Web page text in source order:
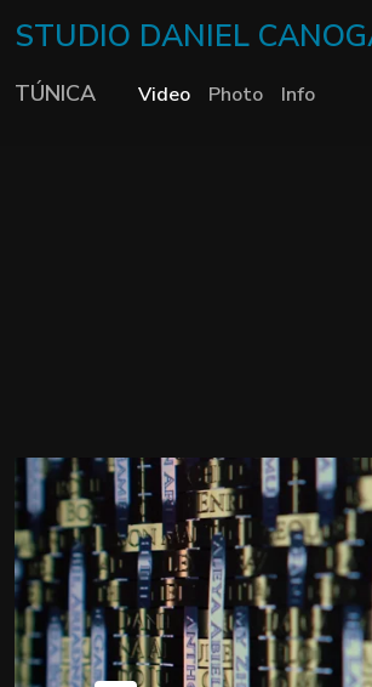
STUDIO DANIEL
TÚNICA Video Photo Info